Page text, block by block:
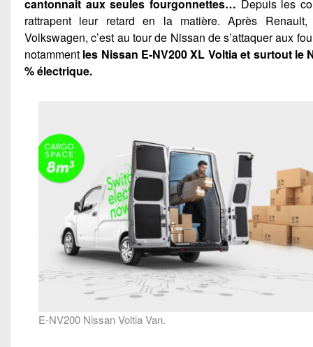
cantonnait aux seules fourgonnettes… Depuis les
rattrapent leur retard en la matière. Après Renault,
Volkswagen, c’est au tour de Nissan de s’attaquer aux
notamment les Nissan E-NV200 XL Voltia et surtout le
% électrique.
E-NV200 Nissan Voltia Van.